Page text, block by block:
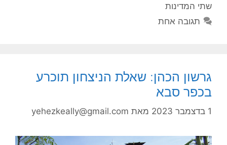
שתי המדינות
תגובה אחת
גרשון הכהן: שאלת הניצחון תוכרע
בכפר סבא
1 בדצמבר 2023 מאת yehezkeally@gmail.com